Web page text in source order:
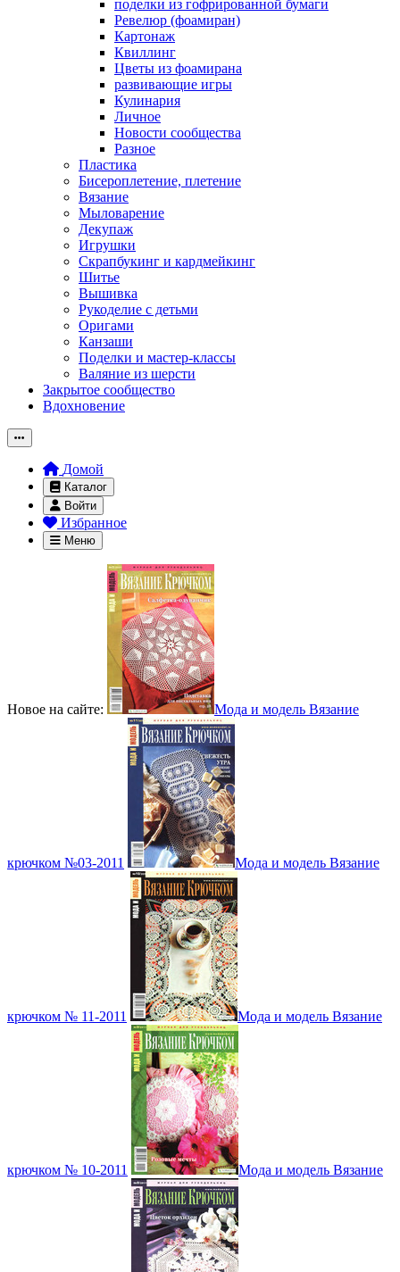
поделки из гофрированной бумаги
Ревелюр (фоамиран)
Картонаж
Квиллинг
Цветы из фоамирана
развивающие игры
Кулинария
Личное
Новости сообщества
Разное
Пластика
Бисероплетение, плетение
Вязание
Мыловарение
Декупаж
Игрушки
Скрапбукинг и кардмейкинг
Шитье
Вышивка
Рукоделие с детьми
Оригами
Канзаши
Поделки и мастер-классы
Валяние из шерсти
Закрытое сообщество
Вдохновение
Домой
Каталог
Войти
Избранное
Меню
Новое на сайте: Мода и модель Вязание
крючком №03-2011 Мода и модель Вязание
крючком № 11-2011 Мода и модель Вязание
крючком № 10-2011 Мода и модель Вязание